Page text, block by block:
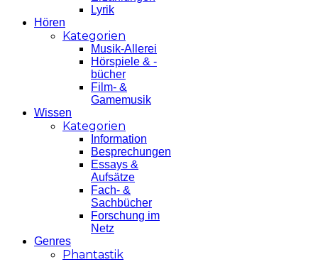
Lyrik
Hören
Kategorien
Musik-Allerei
Hörspiele & -
bücher
Film- &
Gamemusik
Wissen
Kategorien
Information
Besprechungen
Essays &
Aufsätze
Fach- &
Sachbücher
Forschung im
Netz
Genres
Phantastik